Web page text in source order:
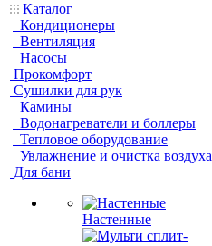
Каталог
Кондиционеры
Вентиляция
Насосы
Прокомфорт
Сушилки для рук
Камины
Водонагреватели и боллеры
Тепловое оборудование
Увлажнение и очистка воздуха
Для бани
Настенные